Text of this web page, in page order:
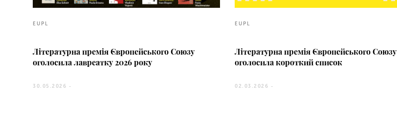
EUPL
Літературна премія Європейського Союзу
оголосила лавреатку 2026 року
30.05.2026 -
EUPL
Літературна премія Європейського Союзу
оголосила короткий список
02.03.2026 -